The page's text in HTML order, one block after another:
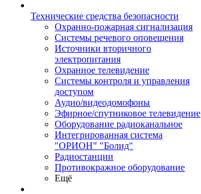
Технические средства безопасности
Охранно-пожарная сигнализация
Системы речевого оповещения
Источники вторичного
электропитания
Охранное телевидение
Системы контроля и управления
доступом
Аудио/видеодомофоны
Эфирное/спутниковое телевидение
Оборудование радиоканальное
Интегрированная система
"ОРИОН" "Болид"
Радиостанции
Противокражное оборудование
Ещё